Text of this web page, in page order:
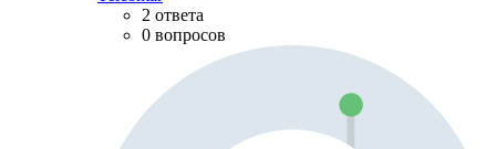
2 ответа
0 вопросов